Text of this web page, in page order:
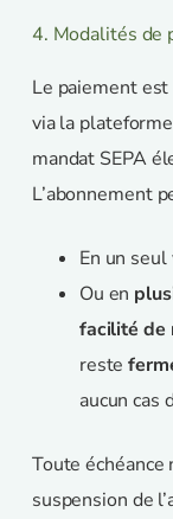
4. Modalités de
Le paiement
via la
mandat SEPA
L’abonnement
En un
Ou en
facilité de
reste
aucun cas
Toute
suspension de